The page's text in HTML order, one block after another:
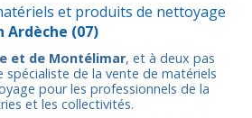
et produits de nettoyage
Ardèche (07)
et de Montélimar, et à deux pas
spécialiste de la vente de matériels
pour les professionnels de la
et les collectivités.